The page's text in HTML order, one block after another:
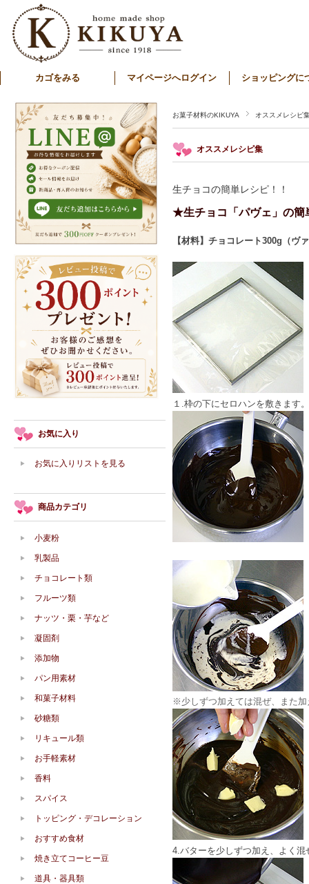
カゴをみる マイページへログイン ショッピングに
お菓子材料のKIKUYA オススメレシピ
オススメレシピ集
生チョコの簡単レシピ！！
★生チョコ「パヴェ」の簡
【材料】チョコレート300g（
１.枠の下にセロハンを敷きます。
※少しずつ加えては混ぜ、また
4.バターを少しずつ加え、よく
お気に入り
お気に入りリストを見る
商品カテゴリ
小麦粉
乳製品
チョコレート類
フルーツ類
ナッツ・栗・芋など
凝固剤
添加物
パン用素材
和菓子材料
砂糖類
リキュール類
お手軽素材
香料
スパイス
トッピング・デコレーション
おすすめ食材
焼き立てコーヒー豆
道具・器具類